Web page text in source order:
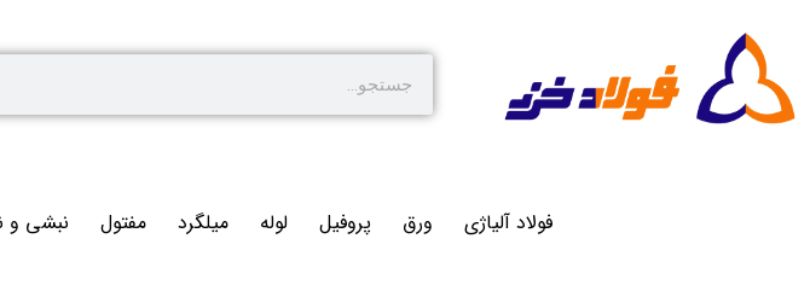
فولاد آلیاژی ورق پروفیل لوله میلگرد مفتول نبشی و